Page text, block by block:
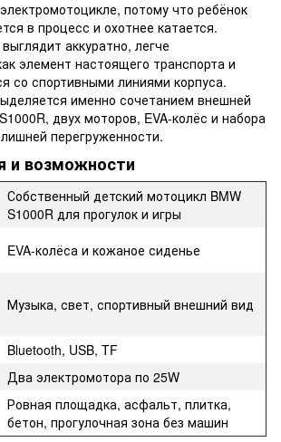
потому что ребёнок
в процесс и охотнее катается.
аккуратно, легче
элемент настоящего транспорта и
со спортивными линиями корпуса.
именно сочетанием внешней
двух моторов, EVA-колёс и набора
перегруженности.
и возможности
Собственный детский мотоцикл BMW
S1000R для прогулок и игры
EVA-колёса и кожаное сиденье
Музыка, свет, спортивный внешний вид
Bluetooth, USB, TF
Два электромотора по 25W
Ровная площадка, асфальт, плитка,
бетон, прогулочная зона без машин